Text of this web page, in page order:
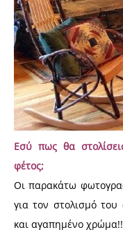
Εσύ πως θα
φέτος;
Οι παρακάτω
για τον στολισμό
και αγαπημένο χρώμα!!